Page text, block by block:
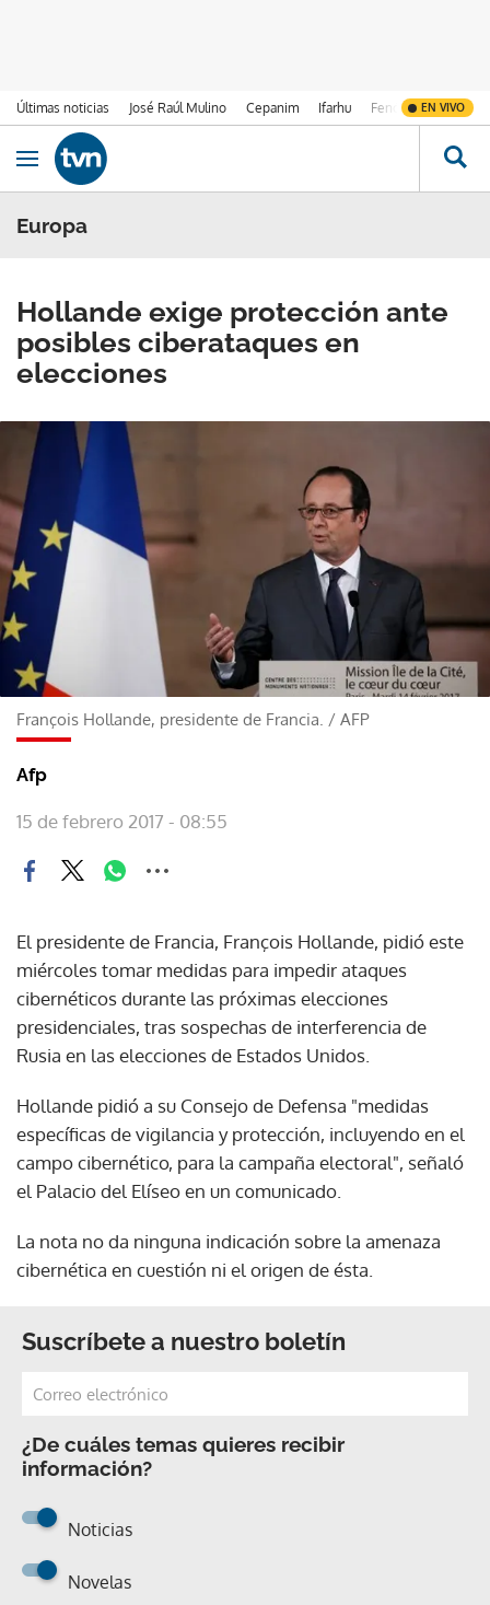
Últimas noticias José Raúl Mulino Cepanim Ifarhu Fenómeno de El
EN VIVO
Ir al contenido
Obrir navegació
Europa
Hollande exige protección ante
posibles ciberataques en
elecciones
François Hollande, presidente de Francia. / AFP
Afp
15 de febrero 2017 - 08:55
El presidente de Francia, François Hollande, pidió este
miércoles tomar medidas para impedir ataques
cibernéticos durante las próximas elecciones
presidenciales, tras sospechas de interferencia de
Rusia en las elecciones de Estados Unidos.
Hollande pidió a su Consejo de Defensa "medidas
específicas de vigilancia y protección, incluyendo en el
campo cibernético, para la campaña electoral", señaló
el Palacio del Elíseo en un comunicado.
La nota no da ninguna indicación sobre la amenaza
cibernética en cuestión ni el origen de ésta.
Suscríbete a nuestro boletín
¿De cuáles temas quieres recibir
información?
Noticias
Novelas